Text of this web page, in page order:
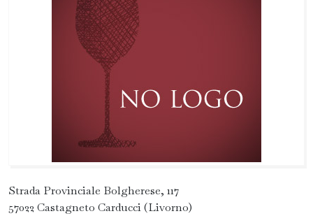
Strada Provinciale Bolgherese, 117
57022 Castagneto Carducci (Livorno)